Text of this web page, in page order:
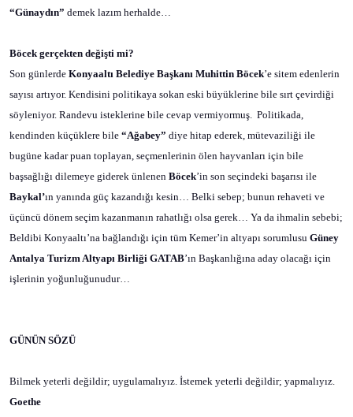
“Günaydın” demek lazım herhalde…
Böcek gerçekten değişti mi?
Son günlerde Konyaaltı Belediye Başkanı Muhittin Böcek’e sitem edenlerin
sayısı artıyor. Kendisini politikaya sokan eski büyüklerine bile sırt çevirdiği
söyleniyor. Randevu isteklerine bile cevap vermiyormuş. Politikada,
kendinden küçüklere bile “Ağabey” diye hitap ederek, mütevaziliği ile
bugüne kadar puan toplayan, seçmenlerinin ölen hayvanları için bile
başsağlığı dilemeye giderek ünlenen Böcek’in son seçindeki başarısı ile
Baykal’ın yanında güç kazandığı kesin… Belki sebep; bunun rehaveti ve
üçüncü dönem seçim kazanmanın rahatlığı olsa gerek… Ya da ihmalin sebebi;
Beldibi Konyaaltı’na bağlandığı için tüm Kemer’in altyapı sorumlusu Güney
Antalya Turizm Altyapı Birliği GATAB’ın Başkanlığına aday olacağı için
işlerinin yoğunluğunudur…
GÜNÜN SÖZÜ
Bilmek yeterli değildir; uygulamalıyız. İstemek yeterli değildir; yapmalıyız.
Goethe